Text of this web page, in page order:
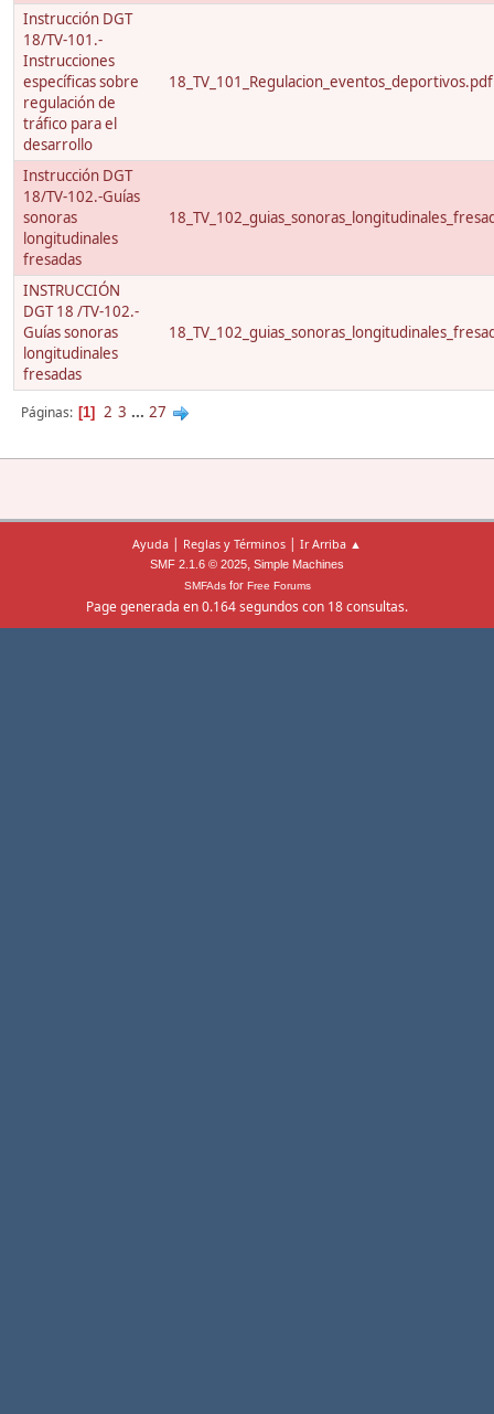
Instrucción DGT
18/TV-101.-
Instrucciones
específicas sobre
regulación de
tráfico para el
desarrollo
18_TV_101_Regulacion_eventos_deportivos.pdf
Instrucción DGT
18/TV-102.-Guías
sonoras
longitudinales
fresadas
INSTRUCCIÓN
DGT 18 /TV-102.-
Guías sonoras
longitudinales
fresadas
Páginas 1 2 3 ... 27
Ayuda | Reglas y Términos | Ir Arriba ▲
SMF 2.1.6 © 2025, Simple Machines
SMFAdsfor Free Forums
Page generada en 0.164 segundos con 18 consultas.